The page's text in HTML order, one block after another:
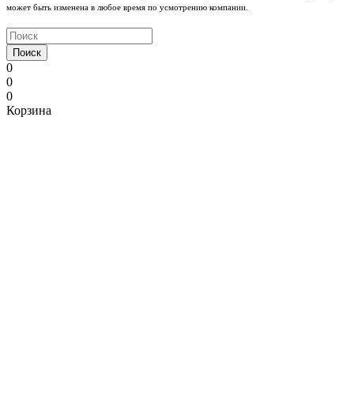
может быть изменена в любое время по усмотрению компании.
Поиск
0
0
0
Корзина